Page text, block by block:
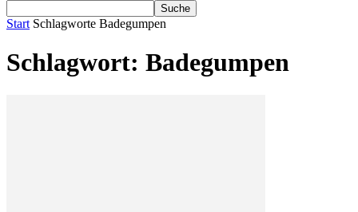
Start Schlagworte Badegumpen
Schlagwort: Badegumpen